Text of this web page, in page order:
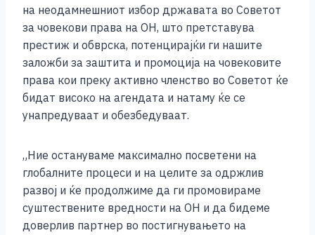
на неодамнешниот избор државата во Советот
за човекови права на ОН, што претставува
престиж и обврска, потенцирајќи ги нашите
заложби за заштита и промоција на човековите
права кои преку активно членство во Советот ќе
бидат високо на агендата и натаму ќе се
унапредуваат и обезбедуваат.
„Ние остануваме максимално посветени на
глобалните процеси и на целите за одржлив
развој и ќе продолжиме да ги промовираме
суштествените вредности на ОН и да бидеме
доверлив партнер во постигнувањето на